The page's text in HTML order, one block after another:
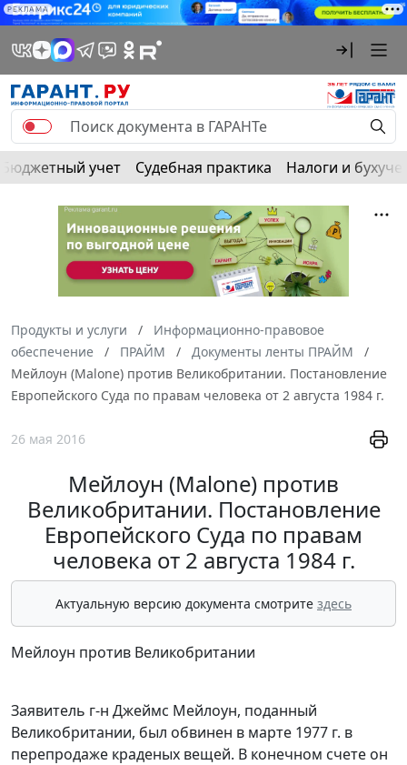
РЕКЛАМА
Бюджетный учет Судебная практика Налоги и
Продукты и услуги
Информационно-правовое
обеспечение
ПРАЙМ
Документы ленты ПРАЙМ
Мейлоун (Malone) против Великобритании. Постановление
Европейского Суда по правам человека от 2 августа 1984 г.
26 мая 2016
Мейлоун (Malone) против
Великобритании. Постановление
Европейского Суда по правам
человека от 2 августа 1984 г.
Актуальную версию документа смотрите здесь
Мейлоун против Великобритании
Заявитель г-н Джеймс Мейлоун, поданный
Великобритании, был обвинен в марте 1977 г. в
перепродаже краденых вещей. В конечном счете он